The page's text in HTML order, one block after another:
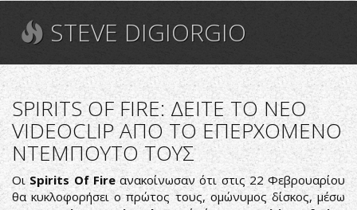
STEVE DIGIORGIO
SPIRITS OF FIRE: ΔΕΙΤΕ ΤΟ ΝΕΟ
VIDEOCLIP ΑΠΟ ΤΟ ΕΠΕΡΧΟΜΕΝΟ
ΝΤΕΜΠΟΥΤΟ ΤΟΥΣ
Οι Spirits Of Fireανακοίνωσαν ότι στις 22 Φεβρουαρίου
θα κυκλοφορήσει ο πρώτος τους, ομώνυμος δίσκος, μέσω